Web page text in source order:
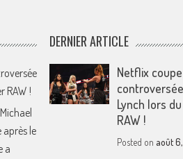
RAW !
après le
a
DERNIER ARTICLE
Netflix
Lynch lors
RAW !
Posted on août